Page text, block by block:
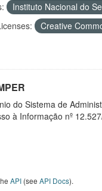
Instituto Nacional do
Creative
do Sistema de
à Informação nº
API (see API Docs).